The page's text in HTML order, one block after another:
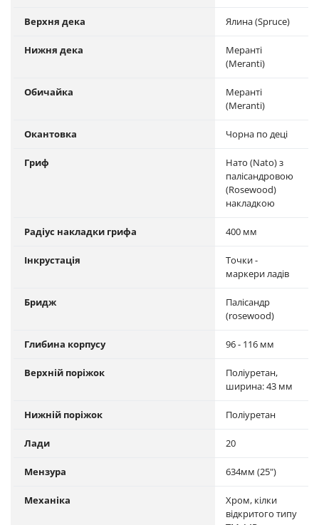
Верхня дека Ялина (Spruce)
Нижня дека
Меранті
(Meranti)
Обичайка
Меранті
(Meranti)
Окантовка Чорна по деці
Гриф
Нато (Nato) з
палісандровою
(Rosewood)
накладкою
Радіус накладки грифа 400 мм
Інкрустація
Точки -
маркери ладів
Бридж
Палісандр
(rosewood)
Глибина корпусу 96 - 116 мм
Верхній поріжок
Поліуретан,
ширина: 43 мм
Нижній поріжок Поліуретан
Лади 20
Мензура 634мм (25")
Механіка
Хром, кілки
відкритого типу